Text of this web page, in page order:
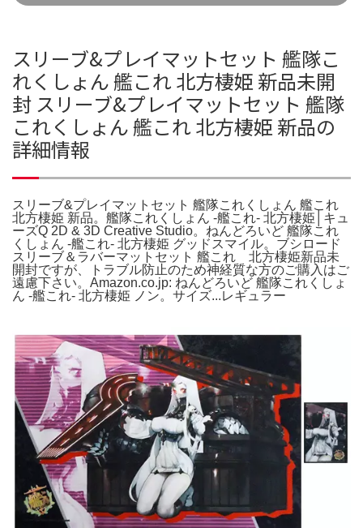
スリーブ&プレイマットセット 艦隊こ
れくしょん 艦これ 北方棲姫 新品未開
封 スリーブ&プレイマットセット 艦隊
これくしょん 艦これ 北方棲姫 新品の
詳細情報
スリーブ&プレイマットセット 艦隊これくしょん 艦これ
北方棲姫 新品。艦隊これくしょん -艦これ- 北方棲姫│キュ
ーズQ 2D & 3D Creative Studio。ねんどろいど 艦隊これ
くしょん ‐艦これ‐ 北方棲姫 グッドスマイル。ブシロード
スリーブ＆ラバーマットセット 艦これ 北方棲姫新品未
開封ですが、トラブル防止のため神経質な方のご購入はご
遠慮下さい。Amazon.co.jp: ねんどろいど 艦隊これくしょ
ん -艦これ- 北方棲姫 ノン。サイズ...レギュラー